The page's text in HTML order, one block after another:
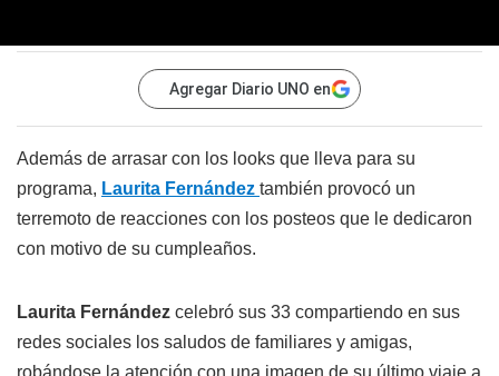
Agregar Diario UNO en
Además de arrasar con los looks que lleva para su
programa, Laurita Fernández también provocó un
terremoto de reacciones con los posteos que le dedicaron
con motivo de su cumpleaños.
Laurita Fernández celebró sus 33 compartiendo en sus
redes sociales los saludos de familiares y amigas,